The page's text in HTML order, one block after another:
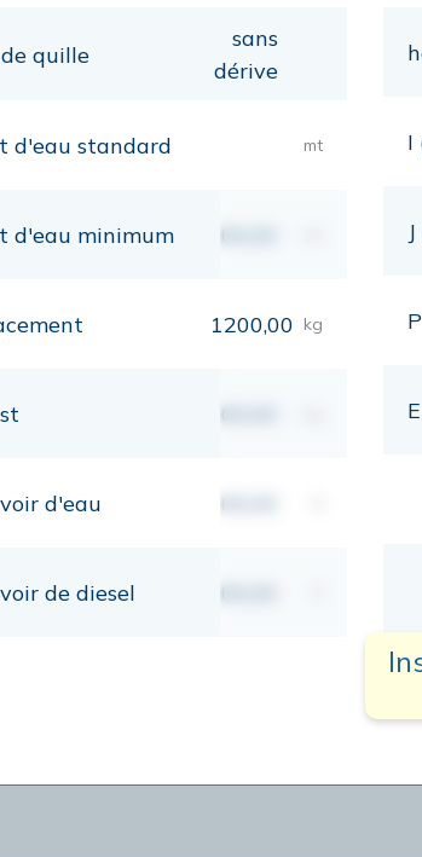
quille
sans
dérive
d'eau standard mt
d'eau minimum 00,00
1200,00 kg
00,00
d'eau 00,00
de diesel 00,00
I